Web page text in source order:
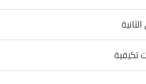
تكيفية